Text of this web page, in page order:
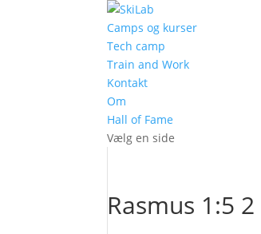
Camps og kurser
Tech camp
Train and Work
Kontakt
Om
Hall of Fame
Vælg en side
Rasmus 1:5 2